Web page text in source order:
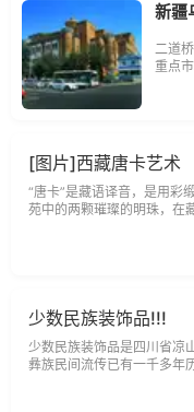
新疆
二道
重点
济的
[图片]西藏唐卡艺术
“唐卡”是藏语译音，是用彩
苑中的两颗璀璨的明珠，在
少数民族装饰品!!!
少数民族装饰品是四川省凉
彝族民间流传已有一千多年